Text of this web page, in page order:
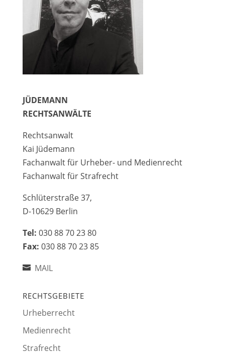
JÜDEMANN
RECHTSANWÄLTE
Rechtsanwalt
Kai Jüdemann
Fachanwalt für Urheber- und Medienrecht
Fachanwalt für Strafrecht
Schlüterstraße 37,
D-10629 Berlin
Tel: 030 88 70 23 80
Fax: 030 88 70 23 85
MAIL
RECHTSGEBIETE
Urheberrecht
Medienrecht
Strafrecht